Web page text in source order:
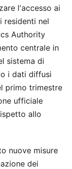
l'accesso ai
residenti nel
Authority
centrale in
sistema di
i dati diffusi
primo trimestre
ufficiale
allo
nuove misure
dei